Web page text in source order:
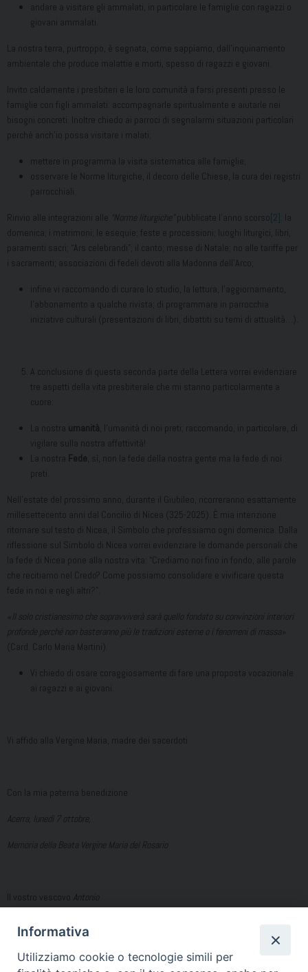
andare a visitare gli ammalati, in particolare le famiglie con ragazzi o
giovani ammalati.
La nostra terra, purtroppo, è segnata, come sappiamo, dall’inquinamento
ambientale che produce malattie e morti, spesso di ragazzi e giovani.
Invito caldamente i presbiteri e le loro comunità a farsi presenti presso le
famiglie con figli ammalati: accompagnarle spiritualmente e aiutarle nei
bisogni concreti. Inoltre chiedo ai parroci di segnalarmi situazioni particolari
perché anch’io possa visitare i malati;
mettere in programma la visita sistematica alle famiglie;
osservare le Norme liturgiche, il decoro delle Chiese, la cura dei registri
parrocchiali.
Rinvio alle integrazioni alle “Norme liturgiche” pubblicate l’anno scorso[2] : la
domenica; i matrimoni; le esequie; feste e processioni; luoghi liturgici, libri,
paramenti sacri; “Ars celebrandi”; il canto; messe di Natale; no alle tariffe per
i sacramenti; associazioni di fedeli devoti alla Madonna dell’Arco;
infine vi raccomando di curare lo studio, la lettura, l’aggiornamento,
l’abbonamento a qualche rivista; di programmare in parrocchia
iniziative culturali (presentazioni di libri, dibattiti su temi di attualità…).
A conclusione di questa seconda parte della Lettera vorrei evidenziare
tre aspetti della vita presbiterale che mi stanno particolarmente a
cuore:
La nostra umanità, l’umanità di noi preti; raccomando, in particolare, di
vigilare sulla nostra affettività!
La nostra Fede, sì, non la fede della nostra gente ma la fede di noi
preti.
Nell’estate del prossimo anno, durante il Giubileo, ricorreranno esattamente
millesettecento anni dal Concilio di Nicea (325-2025). È mia intenzione
ritornare sul testo di Nicea, il Simbolo che professiamo ogni domenica. Dalla
riflessione sul Simbolo di Nicea vorrei evidenziare le domande personali che
la fede di Nicea pone alla nostra vita: “Crediamo noi fino in fondo, alle parole
che recitiamo nel Credo? Come possiamo consolidare e vivificare questa
fede in noi e negli altri?”.
«Il solo cristianesimo che sopravviverà sarà quello fondato su convinzioni interiori
profonde perché non basteranno più le tradizioni esterne o i fenomeni di massa»
(Card. Carlo Maria Martini).
Vi chiedo di osare coraggiosamente di fare una proposta vocazionale
ai ragazzi e ai giovani.
Vi affido alla Vergine Maria, madre dei sacerdoti
Con la mia paterna benedizione
Acerra, lunedì 7 ottobre,
Memoria della Beata Vergine Maria del Rosario
Il vostro vescovo Antonio
Informativa
Utilizziamo cookie o tecnologie simili per